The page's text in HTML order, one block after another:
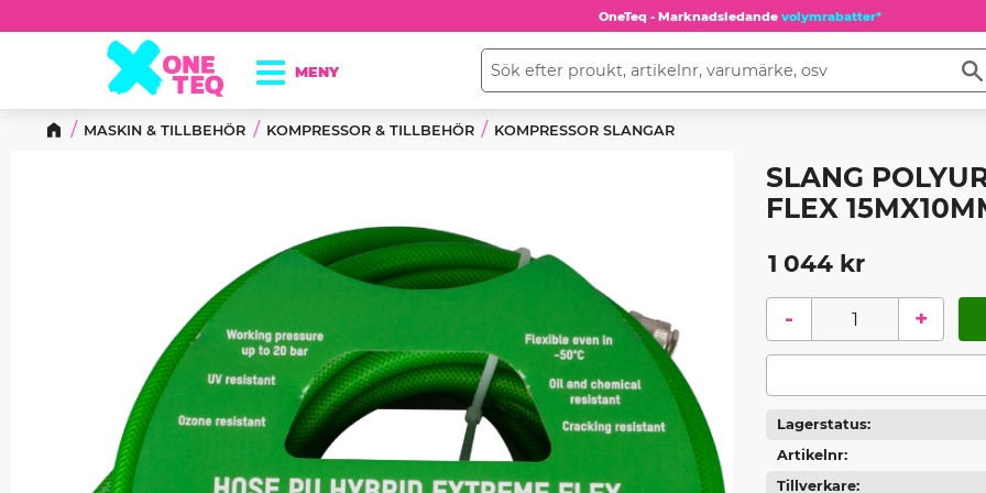
OneTeq - Marknadsledande volymrabatter*
MASKIN & TILLBEHÖR KOMPRESSOR & TILLBEHÖR KOMPRESSOR SLANGAR
SLANG
FLEX
1 044kr
+
-
Lagerstatus
Artikelnr
Tillverkare